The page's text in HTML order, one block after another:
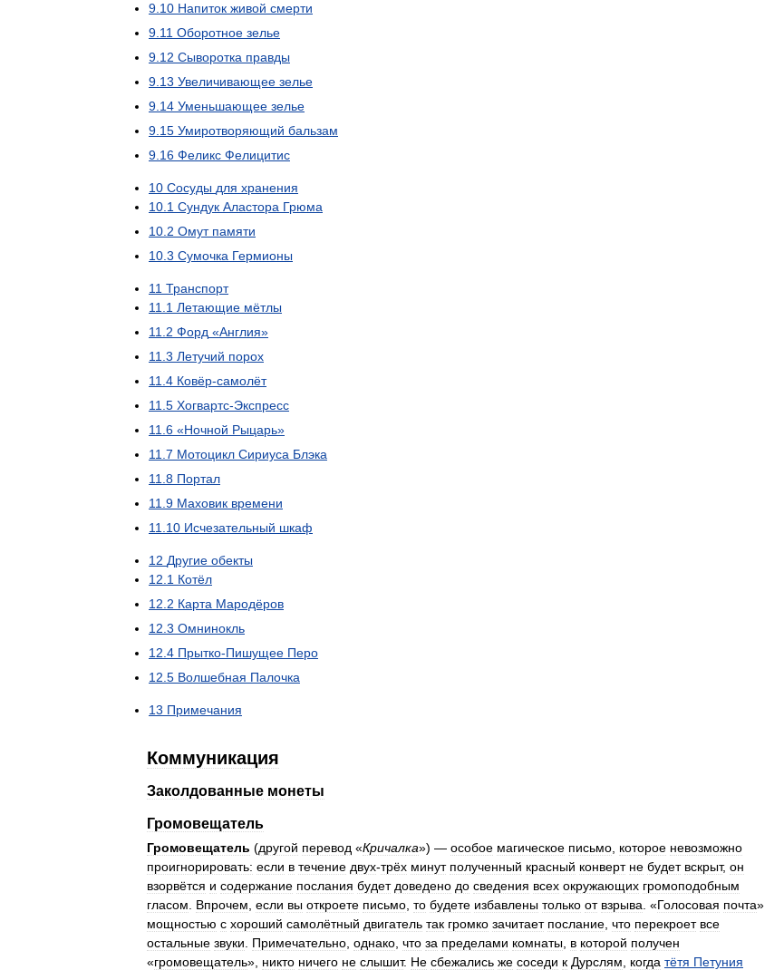
9 10 Напиток живой смерти
9 11 Оборотное зелье
9 12 Сыворотка правды
9 13 Увеличивающее зелье
9 14 Уменьшающее зелье
9 15 Умиротворяющий бальзам
9 16 Феликс Фелицитис
10 Сосуды для хранения
10 1 Сундук Аластора Грюма
10 2 Омут памяти
10 3 Сумочка Гермионы
11 Транспорт
11 1 Летающие мётлы
11 2 Форд «Англия»
11 3 Летучий порох
11 4 Ковёр-самолёт
11 5 Хогвартс-Экспресс
11 6 «Ночной Рыцарь»
11 7 Мотоцикл Сириуса Блэка
11 8 Портал
11 9 Маховик времени
11 10 Исчезательный шкаф
12 Другие обекты
12 1 Котёл
12 2 Карта Мародёров
12 3 Омнинокль
12 4 Прытко-Пишущее Перо
12 5 Волшебная Палочка
13 Примечания
Коммуникация
Заколдованные монеты
Громовещатель
Громовещатель (другой перевод «Кричалка») — особое магическое письмо которое невозможно
проигнорировать: если в течение двух-трёх минут полученный красный конверт не будет вскрыт, он
взорвётся и содержание послания будет доведено до сведения всех окружающих громоподобным
гласом
Впрочем если вы откроете письмо то будете избавлены только от взрыва . «Голосовая почта»
мощностью с хороший самолётный двигатель так громко зачитает послание что перекроет все
остальные звуки Примечательно однако что за пределами комнаты в которой получен
«громовещатель», никто ничего не слышит. Не сбежались же соседи к Дурслям когда тётя Петуния